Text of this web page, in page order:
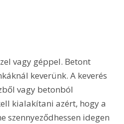
vagy géppel. Betont
keverünk. A keverés
vagy betonból
kialakítani azért, hogy a
szennyeződhessen idegen